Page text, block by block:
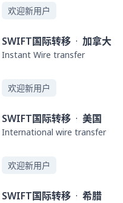
欢迎新用户
SWIFT国际转移 · 加拿大
Instant Wire transfer
欢迎新用户
SWIFT国际转移 · 美国
International wire transfer
欢迎新用户
SWIFT国际转移 · 希腊